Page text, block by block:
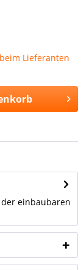
Lieferanten
der einbaubaren